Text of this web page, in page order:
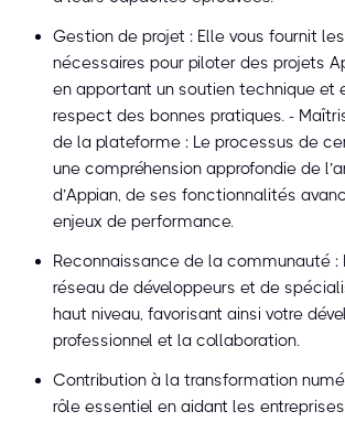
Gestion de projet : Elle vous fournit
nécessaires pour piloter des projets
en apportant un soutien technique et
respect des bonnes pratiques. -
de la plateforme : Le processus de
une compréhension approfondie de
d’Appian, de ses fonctionnalités
enjeux de performance.
Reconnaissance de la communauté :
réseau de développeurs et de
haut niveau, favorisant ainsi votre
professionnel et la collaboration.
Contribution à la transformation
rôle essentiel en aidant les